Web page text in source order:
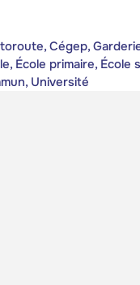
Cégep,
École primaire, École
Université